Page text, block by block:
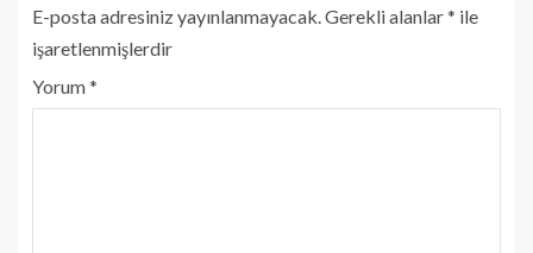
E-posta adresiniz yayınlanmayacak. Gerekli alanlar* ile
işaretlenmişlerdir
Yorum*